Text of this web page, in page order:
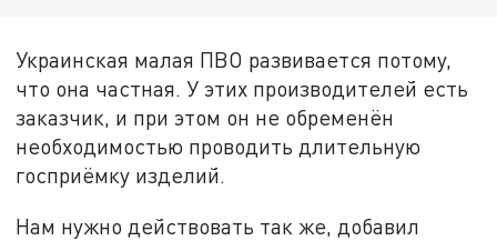
Украинская малая ПВО развивается потому,
что она частная. У этих производителей есть
заказчик, и при этом он не обременён
необходимостью проводить длительную
госприёмку изделий.
Нам нужно действовать так же, добавил